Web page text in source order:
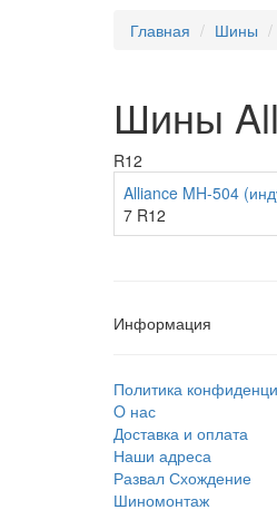
Главная
Шины
Шины
R12
Alliance MH-504
7 R12
Информация
Политика
O нас
Доставка и оплата
Наши адреса
Развал Схождение
Шиномонтаж